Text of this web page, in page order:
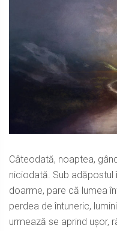
Câteodată, noaptea,
niciodată. Sub adăpostul
doarme, pare că lumea
perdea de întuneric,
urmează se aprind ușor,